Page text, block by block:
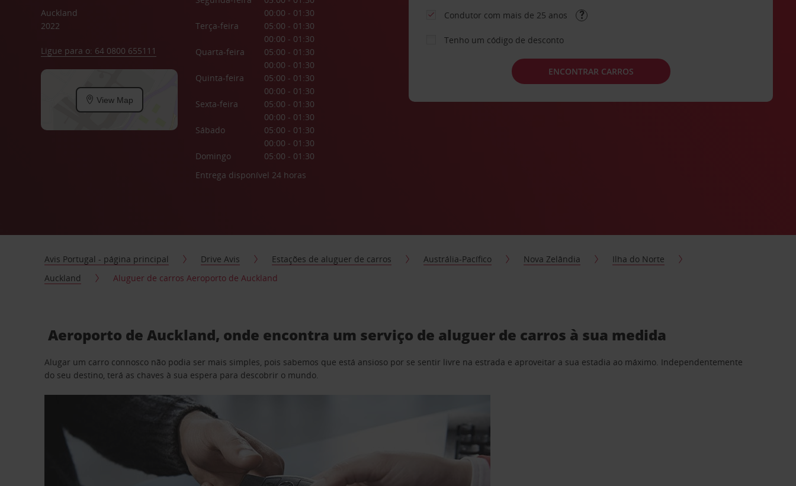
Auckland
2022
Ligue para o: 64 0800 655111
View Map
00:00 - 01:30
Terça-feira
05:00 - 01:30
00:00 - 01:30
Quarta-feira
05:00 - 01:30
00:00 - 01:30
Quinta-feira
05:00 - 01:30
00:00 - 01:30
Sexta-feira
05:00 - 01:30
00:00 - 01:30
Sábado
05:00 - 01:30
00:00 - 01:30
Domingo
05:00 - 01:30
Entrega disponível 24 horas
Condutor com mais de 25 anos
Tenho um código de desconto
ENCONTRAR CARROS
Avis Portugal - página principal Drive Avis Estações de aluguer de carros Austrália-Pacífico Nova Zelândia
Ilha do Norte
Auckland
Aluguer de carros Aeroporto de Auckland
Aeroporto de Auckland, onde encontra um serviço de aluguer de carros à sua medida
Alugar um carro connosco não podia ser mais simples, pois sabemos que está ansioso por se sentir livre na estrada e aproveitar a sua estadia ao máximo. Independentemente
do seu destino, terá as chaves à sua espera para descobrir o mundo.